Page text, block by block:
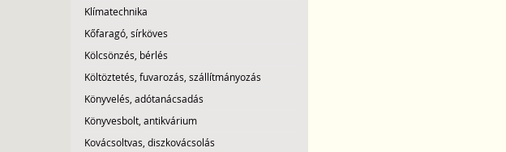
Klímatechnika
Kőfaragó, sírköves
Kölcsönzés, bérlés
Költöztetés, fuvarozás, szállítmányozás
Könyvelés, adótanácsadás
Könyvesbolt, antikvárium
Kovácsoltvas, diszkovácsolás